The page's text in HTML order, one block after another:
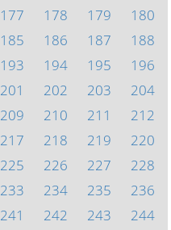
177 178 179
180
185 186 187
188
193 194 195
196
201 202 203
204
209 210 211
212
217 218 219
220
225 226 227
228
233 234 235
236
241 242 243
244